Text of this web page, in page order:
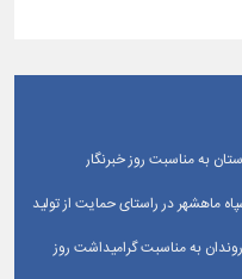
به مناسبت روز خبرنگار
ماهشهر در راستای حمایت از تولید
به مناسبت گرامیداشت روز